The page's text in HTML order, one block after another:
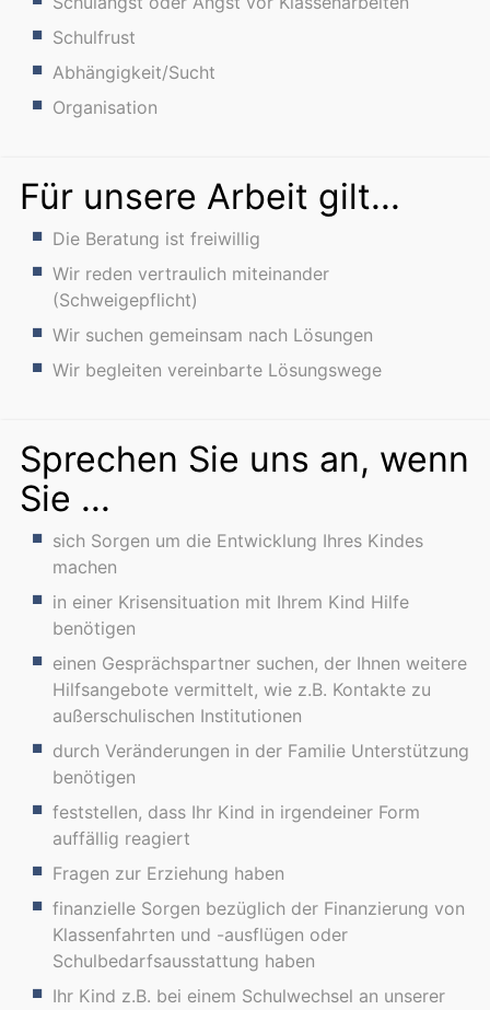
Schulfrust
Abhängigkeit/Sucht
Organisation
Für unsere Arbeit gilt...
Die Beratung ist freiwillig
Wir reden vertraulich miteinander
(Schweigepflicht)
Wir suchen gemeinsam nach Lösungen
Wir begleiten vereinbarte Lösungswege
Sprechen Sie uns an, wenn
Sie ...
sich Sorgen um die Entwicklung Ihres Kindes
machen
in einer Krisensituation mit Ihrem Kind Hilfe
benötigen
einen Gesprächspartner suchen, der Ihnen weitere
Hilfsangebote vermittelt, wie z.B. Kontakte zu
außerschulischen Institutionen
durch Veränderungen in der Familie Unterstützung
benötigen
feststellen, dass Ihr Kind in irgendeiner Form
auffällig reagiert
Fragen zur Erziehung haben
finanzielle Sorgen bezüglich der Finanzierung von
Klassenfahrten und -ausflügen oder
Schulbedarfsausstattung haben
Ihr Kind z.B. bei einem Schulwechsel an unserer